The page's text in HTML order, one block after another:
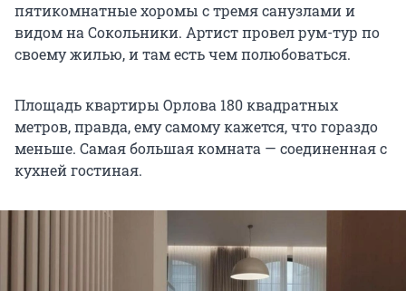
пятикомнатные хоромы с тремя санузлами и
видом на Сокольники. Артист провел рум-тур по
своему жилью, и там есть чем полюбоваться.
Площадь квартиры Орлова 180 квадратных
метров, правда, ему самому кажется, что гораздо
меньше. Самая большая комната — соединенная с
кухней гостиная.